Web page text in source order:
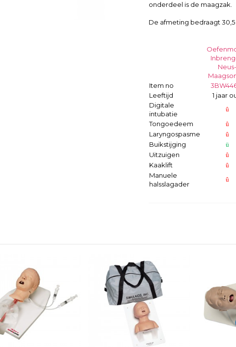
onderdeel is de maagzak.
De afmeting bedraagt 30,5
Neus-
Item no
Leeftijd
1 jaar
Digitale
intubatie
û
Tongoedeem û
Laryngospasme û
Buikstijging ü
Uitzuigen û
Kaaklift û
Manuele
halsslagader
û